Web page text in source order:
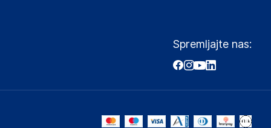
Spremljajte nas: